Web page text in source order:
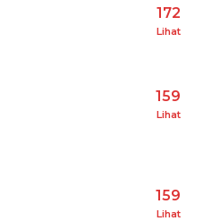
172
Lihat
159
Lihat
159
Lihat